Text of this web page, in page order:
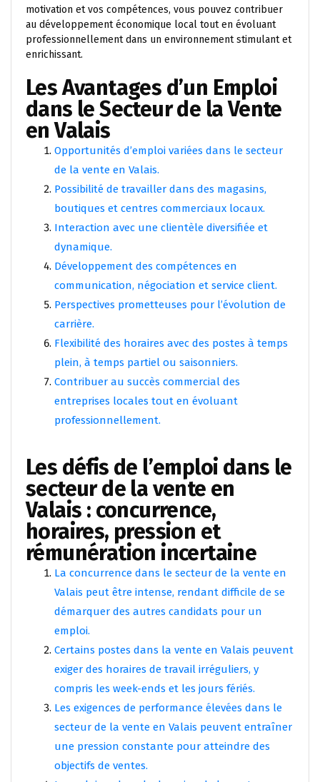
motivation et vos compétences, vous pouvez contribuer
au développement économique local tout en évoluant
professionnellement dans un environnement stimulant et
enrichissant.
Les Avantages d’un Emploi
dans le Secteur de la Vente
en Valais
Opportunités d’emploi variées dans le secteur
de la vente en Valais.
Possibilité de travailler dans des magasins,
boutiques et centres commerciaux locaux.
Interaction avec une clientèle diversifiée et
dynamique.
Développement des compétences en
communication, négociation et service client.
Perspectives prometteuses pour l’évolution de
carrière.
Flexibilité des horaires avec des postes à temps
plein, à temps partiel ou saisonniers.
Contribuer au succès commercial des
entreprises locales tout en évoluant
professionnellement.
Les défis de l’emploi dans le
secteur de la vente en
Valais : concurrence,
horaires, pression et
rémunération incertaine
La concurrence dans le secteur de la vente en
Valais peut être intense, rendant difficile de se
démarquer des autres candidats pour un
emploi.
Certains postes dans la vente en Valais peuvent
exiger des horaires de travail irréguliers, y
compris les week-ends et les jours fériés.
Les exigences de performance élevées dans le
secteur de la vente en Valais peuvent entraîner
une pression constante pour atteindre des
objectifs de ventes.